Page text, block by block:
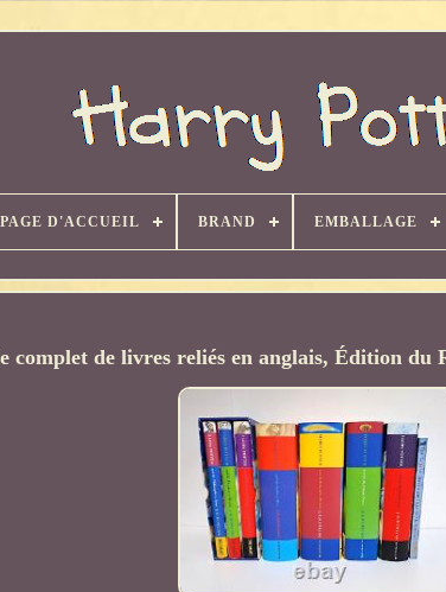
PAGE D'ACCUEIL BRAND EMBALLAGE
complet de livres reliés en anglais, Édition du